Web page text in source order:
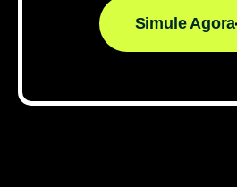
Simule Agora